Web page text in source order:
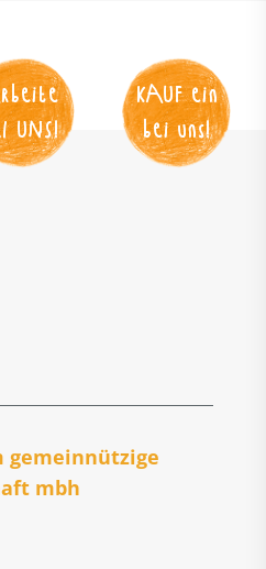
UNS!
KAUF ein
bei uns!
mbh